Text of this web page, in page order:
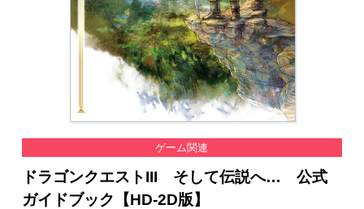
ゲーム関連
ドラゴンクエストIII そして伝説へ… 公式
ガイドブック【HD-2D版】